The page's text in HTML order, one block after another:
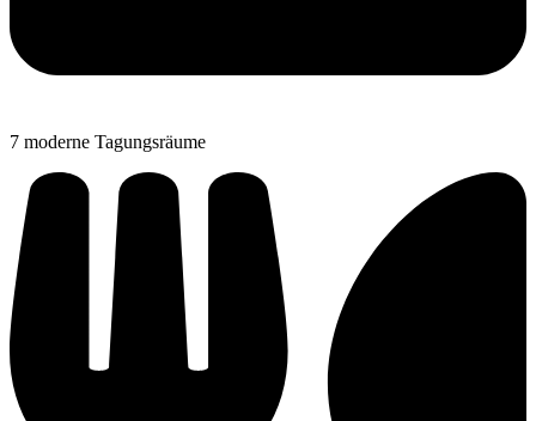
7 moderne Tagungsräume